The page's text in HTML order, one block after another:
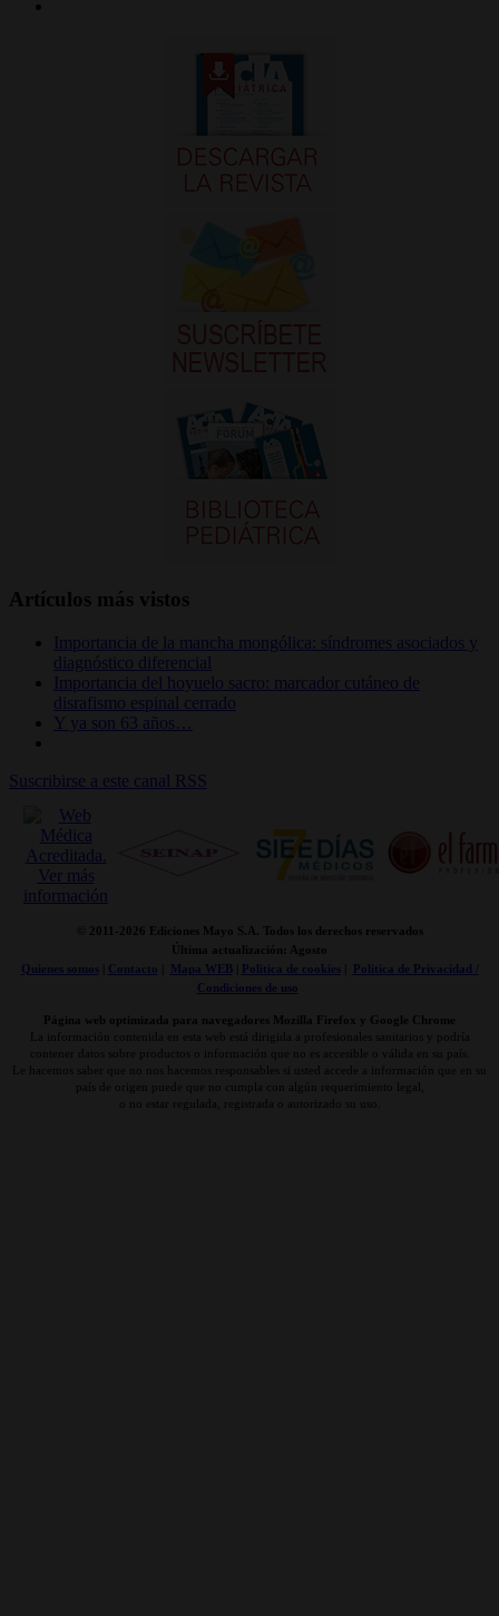
Artículos más vistos
Importancia de la mancha mongólica: síndromes asociados y
diagnóstico diferencial
Importancia del hoyuelo sacro: marcador cutáneo de
disrafismo espinal cerrado
Y ya son 63 años…
Suscribirse a este canal RSS
© 2011- 2026 Ediciones Mayo S.A. Todos los derechos reservados
Última actualización: Agosto
Quienes somos| Contacto Mapa WEB| Politica de cookies|
Politica de Privacidad /
Condiciones de uso
Página web optimizada para navegadores Mozilla Firefox y Google Chrome
La información contenida en esta web está dirigida a profesionales sanitarios y podría
contener datos sobre productos o información que no es accesible o válida en su país.
Le hacemos saber que no nos hacemos responsables si usted accede a información que en su
país de origen puede que no cumpla con algún requerimiento legal,
o no estar regulada, registrada o autorizado su uso.